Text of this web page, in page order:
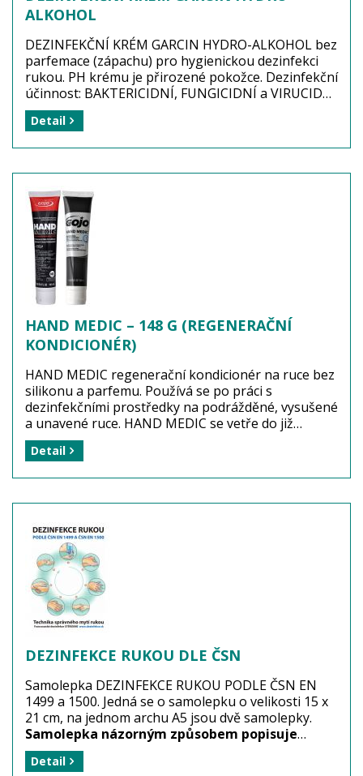
ALKOHOL
DEZINFEKČNÍ KRÉM GARCIN HYDRO-ALKOHOL bez
parfemace (zápachu) pro hygienickou dezinfekci
rukou. PH krému je přirozené pokožce. Dezinfekční
účinnost: BAKTERICIDNÍ, FUNGICIDNÍ a VIRUCIDNÍ
včetně H1N1 (chřipka), coronaviru (COVID-19),
herpes viru, noroviru a gastroenteritidy při expozici
Výrobce: ORAPI Europe, Francie
Balení: 1 tuba (dezinfekční krém 75ML)
Dostupnost: zboží MÁME skladem! ...
Detail
HAND MEDIC – 148 G (REGENERAČNÍ
KONDICIONÉR)
HAND MEDIC regenerační kondicionér na ruce bez
silikonu a parfemu. Používá se po práci s
dezinfekčními prostředky na podrážděné, vysušené
a unavené ruce. HAND MEDIC se vetře do již
umytých a osušených rukou, po aplikaci se ruce již
neotírají! Prostředek HAND MEDIC je
udržuje přirozeně vlhké.
Kosmetický prostředek pro profesionální použití ve
zdravotnických zařízení. Tekutý, zahuštěný krém
bez barvy a bez aroma, pH neutrální.
Výrobce: GOJO PRODENE Germany
Balení: 1 kus (tuba 148 g)
Dostupnost: zboží je skladem
...více
Detail
DEZINFEKCE RUKOU DLE ČSN
Samolepka DEZINFEKCE RUKOU PODLE ČSN EN
1499 a 1500. Jedná se o samolepku o velikosti 15 x
21 cm, na jednom archu A5 jsou dvě samolepky.
Samolepka názorným způsobem popisuje
techniku správného mytí a desinfekce rukou
Označení nad umyvadlem (vyvěšení nebo vylepení)
Detail